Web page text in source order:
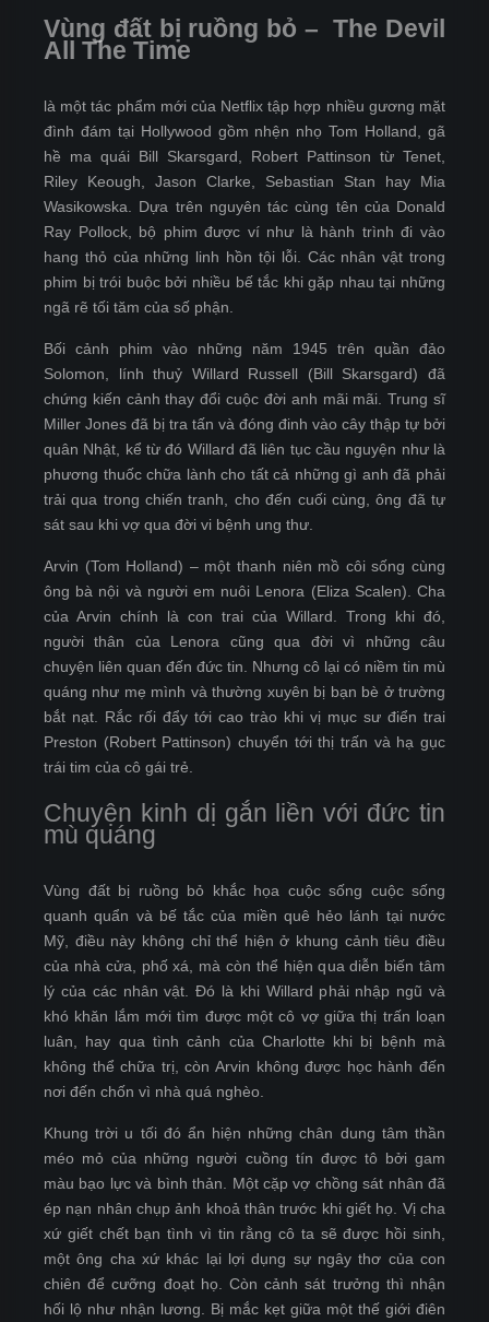
Vùng đất bị ruồng bỏ – The Devil
All The Time
là một tác phẩm mới của Netflix tập hợp nhiều gương mặt
đình đám tại Hollywood gồm nhện nhọ Tom Holland, gã
hề ma quái Bill Skarsgard, Robert Pattinson từ Tenet,
Riley Keough, Jason Clarke, Sebastian Stan hay Mia
Wasikowska. Dựa trên nguyên tác cùng tên của Donald
Ray Pollock, bộ phim được ví như là hành trình đi vào
hang thỏ của những linh hồn tội lỗi. Các nhân vật trong
phim bị trói buộc bởi nhiều bế tắc khi gặp nhau tại những
ngã rẽ tối tăm của số phận.
Bối cảnh phim vào những năm 1945 trên quần đảo
Solomon, lính thuỷ Willard Russell (Bill Skarsgard) đã
chứng kiến cảnh thay đổi cuộc đời anh mãi mãi. Trung sĩ
Miller Jones đã bị tra tấn và đóng đinh vào cây thập tự bởi
quân Nhật, kể từ đó Willard đã liên tục cầu nguyện như là
phương thuốc chữa lành cho tất cả những gì anh đã phải
trải qua trong chiến tranh, cho đến cuối cùng, ông đã tự
sát sau khi vợ qua đời vi bệnh ung thư.
Arvin (Tom Holland) – một thanh niên mồ côi sống cùng
ông bà nội và người em nuôi Lenora (Eliza Scalen). Cha
của Arvin chính là con trai của Willard. Trong khi đó,
người thân của Lenora cũng qua đời vì những câu
chuyện liên quan đến đức tin. Nhưng cô lại có niềm tin mù
quáng như mẹ mình và thường xuyên bị bạn bè ở trường
bắt nạt. Rắc rối đẩy tới cao trào khi vị mục sư điển trai
Preston (Robert Pattinson) chuyển tới thị trấn và hạ gục
trái tim của cô gái trẻ.
Chuyện kinh dị gắn liền với đức tin
mù quáng
Vùng đất bị ruồng bỏ khắc họa cuộc sống cuộc sống
quanh quẩn và bế tắc của miền quê hẻo lánh tại nước
Mỹ, điều này không chỉ thể hiện ở khung cảnh tiêu điều
của nhà cửa, phố xá, mà còn thể hiện qua diễn biến tâm
lý của các nhân vật. Đó là khi Willard phải nhập ngũ và
khó khăn lắm mới tìm được một cô vợ giữa thị trấn loạn
luân, hay qua tình cảnh của Charlotte khi bị bệnh mà
không thể chữa trị, còn Arvin không được học hành đến
nơi đến chốn vì nhà quá nghèo.
Khung trời u tối đó ẩn hiện những chân dung tâm thần
méo mỏ của những người cuồng tín được tô bởi gam
màu bạo lực và bình thản. Một cặp vợ chồng sát nhân đã
ép nạn nhân chụp ảnh khoả thân trước khi giết họ. Vị cha
xứ giết chết bạn tình vì tin rằng cô ta sẽ được hồi sinh,
một ông cha xứ khác lại lợi dụng sự ngây thơ của con
chiên để cưỡng đoạt họ. Còn cảnh sát trưởng thì nhận
hối lộ như nhận lương. Bị mắc kẹt giữa một thế giới điên